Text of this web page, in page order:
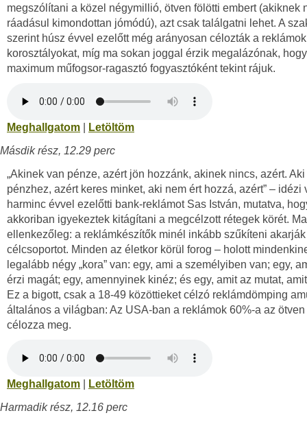
megszólítani a közel négymillió, ötven fölötti embert (akiknek
ráadásul kimondottan jómódú), azt csak találgatni lehet. A
szerint húsz évvel ezelőtt még arányosan célozták a
korosztályokat, míg ma sokan joggal érzik megalázónak,
maximum műfogsor-ragasztó fogyasztóként tekint rájuk.
Meghallgatom
Letöltöm
Másdik rész, 12.29 perc
„Akinek van pénze, azért jön hozzánk, akinek nincs, azért. Aki
pénzhez, azért keres minket, aki nem ért hozzá, azért” – idézi
harminc évvel ezelőtti bank-reklámot Sas István, mutatva,
akkoriban igyekeztek kitágítani a megcélzott rétegek körét.
ellenkezőleg: a reklámkészítők minél inkább szűkíteni
célcsoportot. Minden az életkor körül forog – holott
legalább négy „kora” van: egy, ami a személyiben van; egy,
érzi magát; egy, amennyinek kinéz; és egy, amit az mutat,
Ez a bigott, csak a 18-49 közöttieket célzó reklámdömping
általános a világban: Az USA-ban a reklámok 60%-a az
célozza meg.
Meghallgatom
Letöltöm
Harmadik rész, 12.16 perc